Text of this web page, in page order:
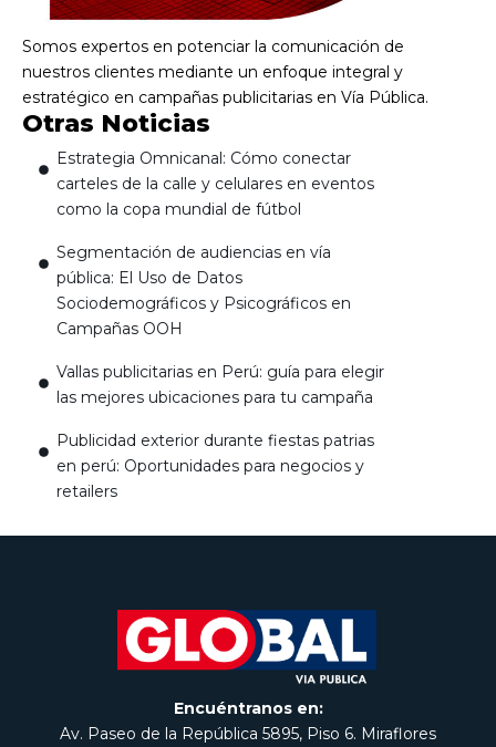
Somos expertos en potenciar la comunicación de
nuestros clientes mediante un enfoque integral y
estratégico en campañas publicitarias en Vía Pública.
Otras Noticias
Estrategia Omnicanal: Cómo conectar
carteles de la calle y celulares en eventos
como la copa mundial de fútbol
Segmentación de audiencias en vía
pública: El Uso de Datos
Sociodemográficos y Psicográficos en
Campañas OOH
Vallas publicitarias en Perú: guía para elegir
las mejores ubicaciones para tu campaña
Publicidad exterior durante fiestas patrias
en perú: Oportunidades para negocios y
retailers
Encuéntranos en:
Av. Paseo de la República 5895, Piso 6. Miraflores